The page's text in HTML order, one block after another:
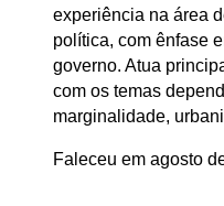
experiência na área
política, com ênfase
governo. Atua
com os temas
marginalidade,
Faleceu em agosto